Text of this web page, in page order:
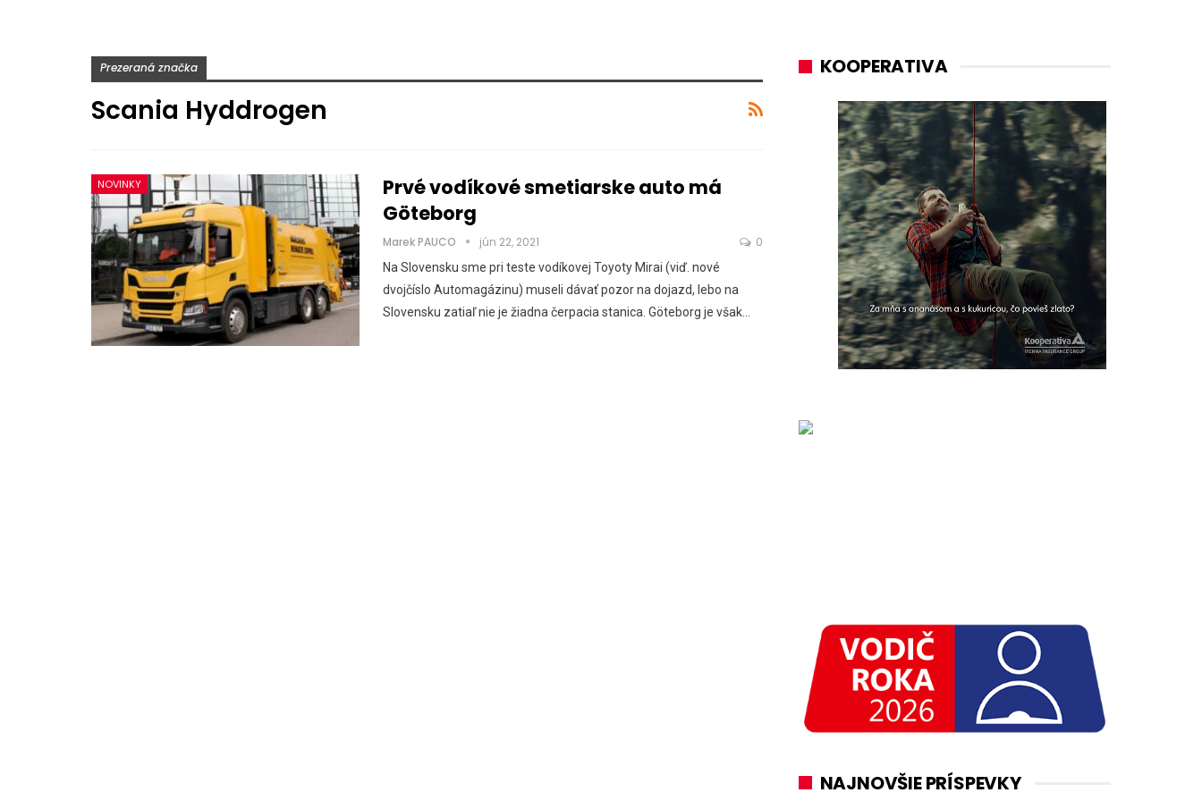
Prezeraná značka
Scania Hyddrogen
NOVINKY
Prvé vodíkové smetiarske auto má
Göteborg
Marek PAUCO jún 22, 2021 0
Na Slovensku sme pri teste vodíkovej Toyoty Mirai (viď. nové
dvojčíslo Automagázinu) museli dávať pozor na dojazd, lebo na
Slovensku zatiaľ nie je žiadna čerpacia stanica. Göteborg je však…
KOOPERATIVA
NAJNOVŠIE PRÍSPEVKY